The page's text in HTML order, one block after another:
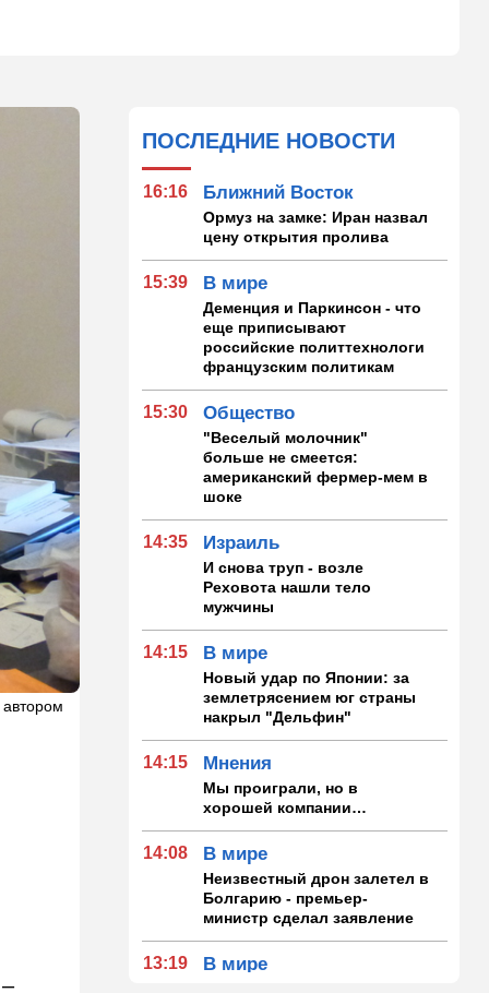
ПОСЛЕДНИЕ НОВОСТИ
16:16 Ближний Восток
Ормуз на замке: Иран назвал
цену открытия пролива
15:39 В мире
Деменция и Паркинсон - что
еще приписывают
российские политтехнологи
французским политикам
15:30 Общество
"Веселый молочник"
больше не смеется:
американский фермер-мем в
шоке
14:35 Израиль
И снова труп - возле
Реховота нашли тело
мужчины
14:15 В мире
Новый удар по Японии: за
землетрясением юг страны
накрыл "Дельфин"
14:15 Мнения
Мы проиграли, но в
хорошей компании…
14:08 В мире
Неизвестный дрон залетел в
Болгарию - премьер-
министр сделал заявление
13:19 В мире